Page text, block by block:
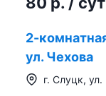
2-
ул. Чехова
г. Слуцк, ул.